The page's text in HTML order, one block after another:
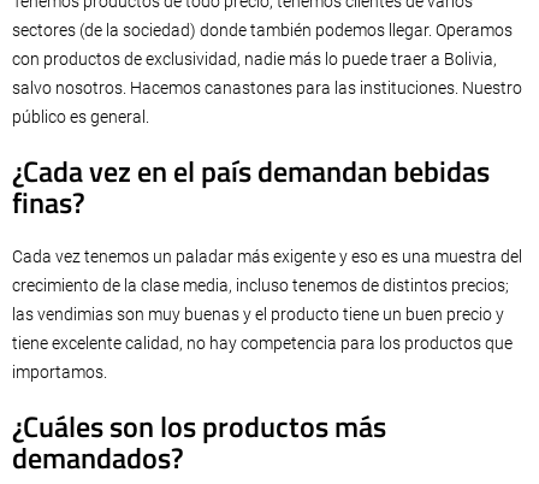
sectores (de la sociedad) donde también podemos llegar. Operamos
con productos de exclusividad, nadie más lo puede traer a Bolivia,
salvo nosotros. Hacemos canastones para las instituciones. Nuestro
público es general.
¿Cada vez en el país demandan bebidas
finas?
Cada vez tenemos un paladar más exigente y eso es una muestra del
crecimiento de la clase media, incluso tenemos de distintos precios;
las vendimias son muy buenas y el producto tiene un buen precio y
tiene excelente calidad, no hay competencia para los productos que
importamos.
¿Cuáles son los productos más
demandados?